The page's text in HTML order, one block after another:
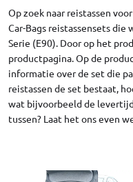
Op zoek naar reistassen
Car-Bags reistassensets die
Serie (E90). Door op het
productpagina. Op de
informatie over de set die
reistassen de set bestaat,
wat bijvoorbeeld de
tussen? Laat het ons even